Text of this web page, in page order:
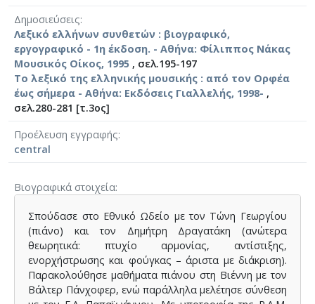
Δημοσιεύσεις
Λεξικό ελλήνων συνθετών : βιογραφικό,
εργογραφικό - 1η έκδοση. - Αθήνα: Φίλιππος Νάκας
Μουσικός Οίκος, 1995 , σελ.195-197
Το λεξικό της ελληνικής μουσικής : από τον Ορφέα
έως σήμερα - Αθήνα: Εκδόσεις Γιαλλελής, 1998- ,
σελ.280-281 [τ.3ος]
Προέλευση εγγραφής
central
Βιογραφικά στοιχεία
Σπούδασε στο Εθνικό Ωδείο με τον Τώνη Γεωργίου
(πιάνο) και τον Δημήτρη Δραγατάκη (ανώτερα
θεωρητικά: πτυχίο αρμονίας, αντίστιξης,
ενορχήστρωσης και φούγκας – άριστα με διάκριση).
Παρακολούθησε μαθήματα πιάνου στη Βιέννη με τον
Βάλτερ Πάνχοφερ, ενώ παράλληλα μελέτησε σύνθεση